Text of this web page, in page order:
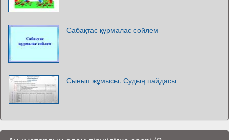
Сабақтас құрмалас сөйлем
Сынып жұмысы. Судың пайдасы